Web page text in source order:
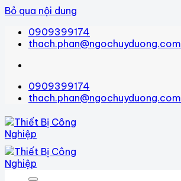
Bỏ qua nội dung
0909399174
thach.phan@ngochuyduong.com
0909399174
thach.phan@ngochuyduong.com